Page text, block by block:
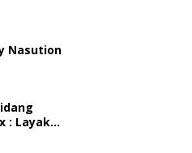
Nasution
: Layak